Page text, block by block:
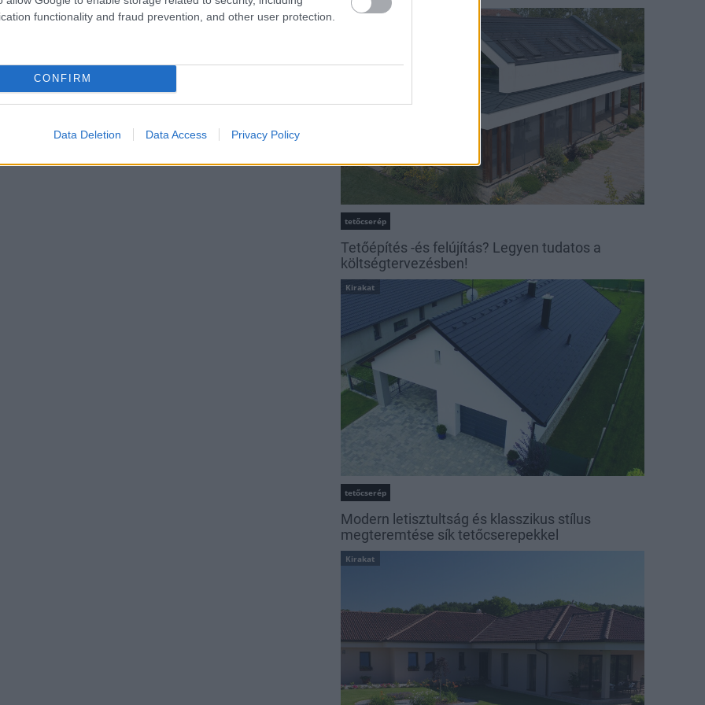
functionality and fraud prevention, and other user protection.
CONFIRM
Data Deletion Data Access Privacy Policy
Kirakat
tetőcserép
Tetőépítés -és felújítás? Legyen tudatos a
költségtervezésben!
Kirakat
tetőcserép
Modern letisztultság és klasszikus stílus
megteremtése sík tetőcserepekkel
Kirakat